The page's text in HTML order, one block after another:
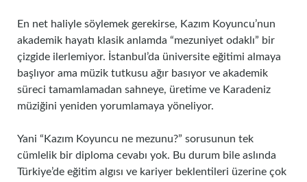
En net haliyle söylemek gerekirse, Kazım Koyuncu’nun
akademik hayatı klasik anlamda “mezuniyet odaklı” bir
çizgide ilerlemiyor. İstanbul’da üniversite eğitimi almaya
başlıyor ama müzik tutkusu ağır basıyor ve akademik
süreci tamamlamadan sahneye, üretime ve Karadeniz
müziğini yeniden yorumlamaya yöneliyor.
Yani “Kazım Koyuncu ne mezunu?” sorusunun tek
cümlelik bir diploma cevabı yok. Bu durum bile aslında
Türkiye’de eğitim algısı ve kariyer beklentileri üzerine çok